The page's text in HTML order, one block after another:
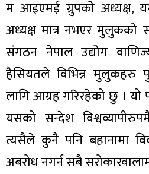
म आइएमई ग्रुपकोे अध्यक्ष,
अध्यक्ष मात्र नभएर मुलुकको
संगठन नेपाल उद्योग
हैसियतले विभिन्न मुलुकहरु
लागि आग्रह गरिरहेको छु । यो
यसको सन्देश
त्यसैले कुनै पनि बहानामा
अबरोध नगर्न सबै